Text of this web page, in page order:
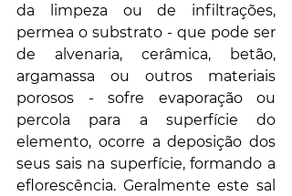
da limpeza ou de infiltrações,
permea o substrato - que pode ser
de alvenaria, cerâmica, betão,
argamassa ou outros materiais
porosos - sofre evaporação ou
percola para a superfície do
elemento, ocorre a deposição dos
seus sais na superfície, formando a
eflorescência. Geralmente este sal